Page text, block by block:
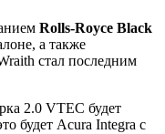
Rolls-Royce Black
а также
стал последним
2.0 VTEC будет
будет Acura Integra с